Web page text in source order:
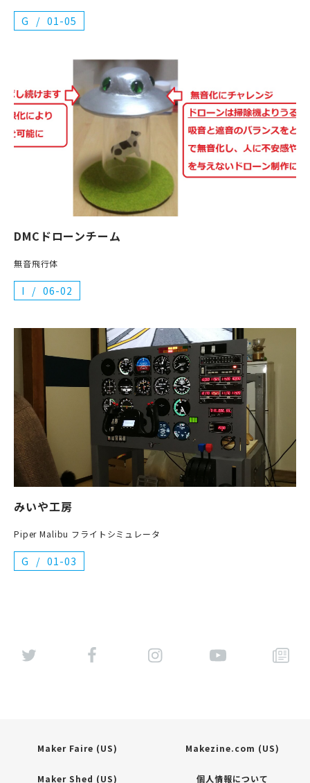
G 01-05
DMCドローンチーム
無音飛行体
I 06-02
みいや工房
Piper Malibu フライトシミュレータ
G 01-03
Maker Faire (US) Makezine.com (US)
Maker Shed (US) 個人情報について